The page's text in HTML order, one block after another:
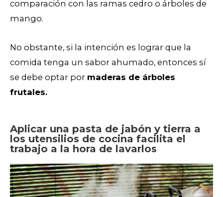
comparación con las ramas cedro o árboles de
mango.
No obstante, si la intención es lograr que la
comida tenga un sabor ahumado, entonces sí
se debe optar por maderas de árboles
frutales.
Aplicar una pasta de jabón y tierra a
los utensilios de cocina facilita el
trabajo a la hora de lavarlos